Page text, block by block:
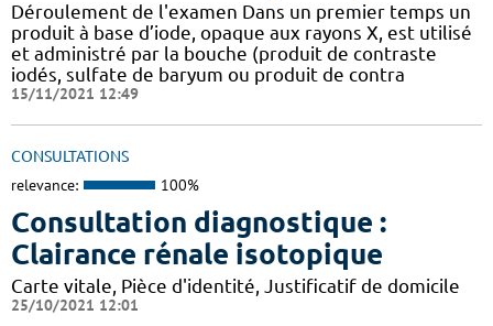
Déroulement de l'examen Dans un premier temps un
produit à base d’iode, opaque aux rayons X, est utilisé
et administré par la bouche (produit de contraste
iodés, sulfate de baryum ou produit de contra
15/11/2021 12:49
CONSULTATIONS
relevance: 100%
Consultation diagnostique :
Clairance rénale isotopique
Carte vitale, Pièce d'identité, Justificatif de domicile
25/10/2021 12:01